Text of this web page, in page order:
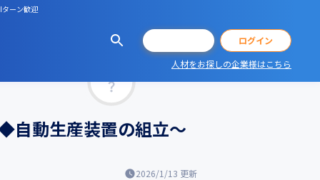
ーン歓迎
ログイン
人材をお探しの企業様はこちら
自動生産装置の組立～
2026/1/13 更新